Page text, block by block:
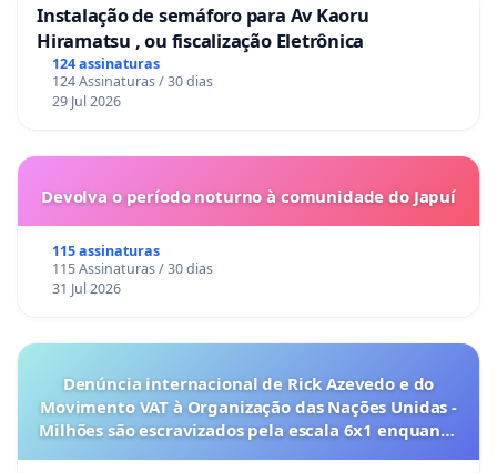
Instalação de semáforo para Av Kaoru
Hiramatsu , ou fiscalização Eletrônica
124 assinaturas
124 Assinaturas / 30 dias
29 Jul 2026
Devolva o período noturno à comunidade do Japuí
115 assinaturas
115 Assinaturas / 30 dias
31 Jul 2026
Denúncia internacional de Rick Azevedo e do
Movimento VAT à Organização das Nações Unidas -
Milhões são escravizados pela escala 6x1 enquanto